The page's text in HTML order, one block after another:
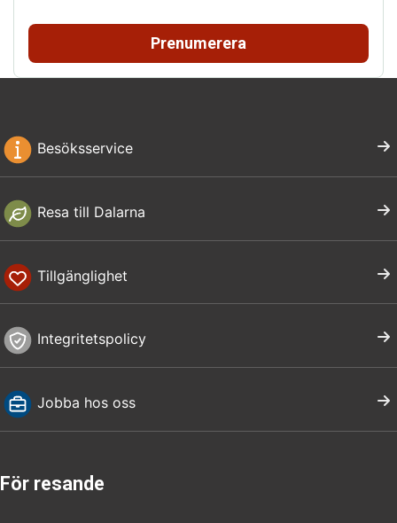
Prenumerera
Besöksservice
Resa till Dalarna
Tillgänglighet
Integritetspolicy
Jobba hos oss
För resande